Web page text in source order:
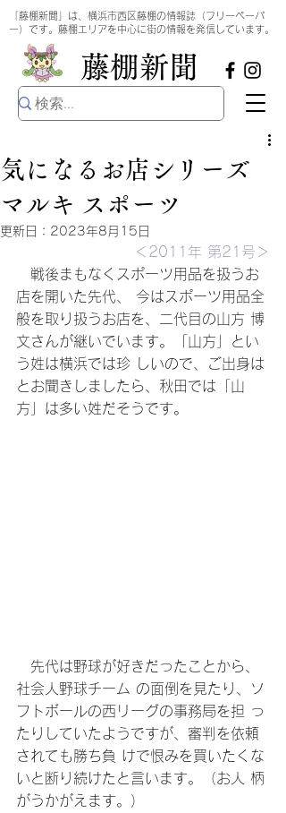
​藤棚新聞
「藤棚新聞」は、横浜市西区藤棚の情報誌（フリーペーパ
ー）です。藤棚エリアを中心に街の情報を発信しています。
気になるお店シリーズ
マルキ スポーツ
更新日： 2023年8月15日
＜2011年 第21号＞
戦後まもなくスポーツ用品を扱うお
店を開いた先代、 今はスポーツ用品全
般を取り扱うお店を、二代目の山方 博
文さんが継いでいます。「山方」とい
う姓は横浜では珍 しいので、ご出身は
とお聞きしましたら、秋田では「山
方」は多い姓だそうです。
先代は野球が好きだったことから、
社会人野球チーム の面倒を見たり、ソ
フトボールの西リーグの事務局を担 っ
たりしていたようですが、審判を依頼
されても勝ち負 けで恨みを買いたくな
いと断り続けたと言います。（お人 柄
がうかがえます。）